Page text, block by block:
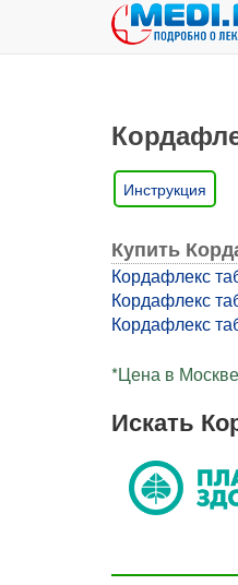
Инструкция
Купить
Кордафлекс
Кордафлекс
Кордафлекс
*Цена в
Искать